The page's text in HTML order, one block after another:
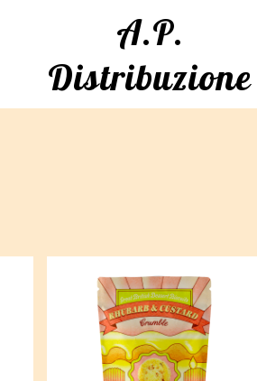
A.P.
Distribuzione